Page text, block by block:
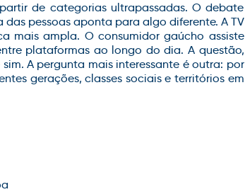
de categorias ultrapassadas. O debate
pessoas aponta para algo diferente. A TV
mais ampla. O consumidor gaúcho assiste
plataformas ao longo do dia. A questão,
A pergunta mais interessante é outra: por
gerações, classes sociais e territórios em